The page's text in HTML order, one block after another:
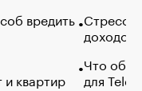
вредить
квартир
Стресс
доходов
Что
для